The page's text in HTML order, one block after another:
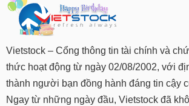
Vietstock – Cổng thông tin tài chính và
thức hoạt động từ ngày 02/08/2002, với
thành người bạn đồng hành đáng tin cậy
Ngay từ những ngày đầu, Vietstock đã